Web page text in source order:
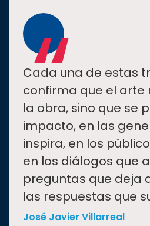
“
Cada una de estas
confirma que el arte
la obra, sino que se
impacto, en las
inspira, en los
en los diálogos que
preguntas que deja
las respuestas que
José Javier Villarreal